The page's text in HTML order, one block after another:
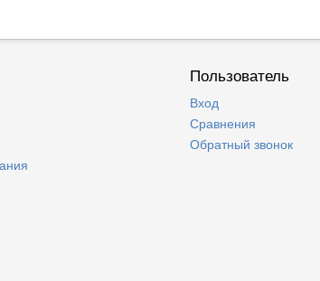
Пользователь
Вход
Сравнения
Обратный звонок